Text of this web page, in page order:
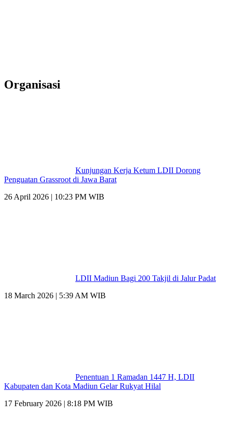
Organisasi
Kunjungan Kerja Ketum LDII Dorong
Penguatan Grassroot di Jawa Barat
26 April 2026 | 10:23 PM WIB
LDII Madiun Bagi 200 Takjil di Jalur Padat
18 March 2026 | 5:39 AM WIB
Penentuan 1 Ramadan 1447 H, LDII
Kabupaten dan Kota Madiun Gelar Rukyat Hilal
17 February 2026 | 8:18 PM WIB